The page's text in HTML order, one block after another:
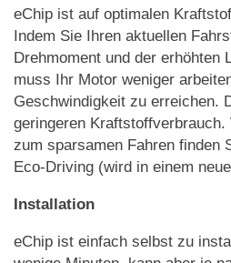
eChip ist auf optimalen
Indem Sie Ihren aktuellen
Drehmoment und der erhöhten
muss Ihr Motor weniger
Geschwindigkeit zu erreichen.
geringeren Kraftstoffverbrauch.
zum sparsamen Fahren finden
Eco-Driving (wird in einem
Installation
eChip ist einfach selbst zu